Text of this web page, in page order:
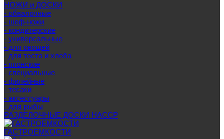
НОЖИ и ДОСКИ
- обвалочные
- шеф-ножи
- кондитерские
- универсальные
- для овощей
- для теста и хлеба
- японские
- специальные
- филейные
- тесаки
- аксессуары
- для рыбы
РАЗДЕЛОЧНЫЕ ДОСКИ HACCP
ГАСТРОЕМКОСТИ